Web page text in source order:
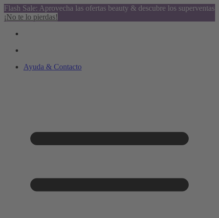
Flash Sale: Aprovecha las ofertas beauty & descubre los superventas
¡No te lo pierdas!
Ayuda & Contacto